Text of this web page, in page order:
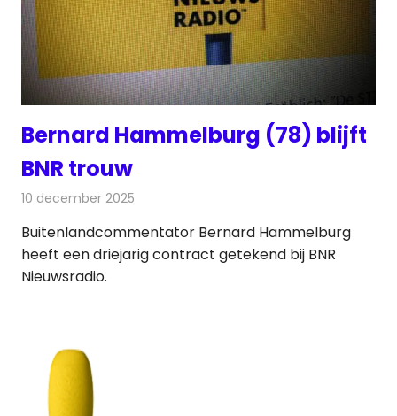
Bernard Hammelburg (78) blijft
BNR trouw
10 december 2025
Buitenlandcommentator Bernard Hammelburg
heeft een driejarig contract getekend bij BNR
Nieuwsradio.